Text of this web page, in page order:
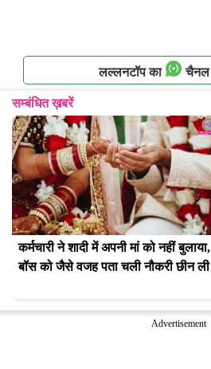
लल्लनटॉप का चैनल
सम्बंधित ख़बरें
कर्मचारी ने शादी में अपनी मां को नहीं बुलाया,
बॉस को जैसे वजह पता चली नौकरी छीन ली
Advertisement